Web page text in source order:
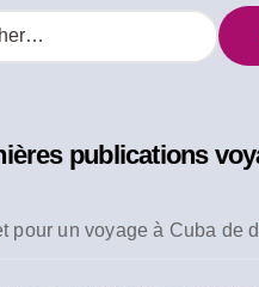
publications
pour un voyage à Cuba de